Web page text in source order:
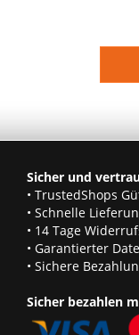
Sicher und
• TrustedShops
• Schnelle
• 14 Tage
• Garantierter
• Sichere
Sicher bezahlen